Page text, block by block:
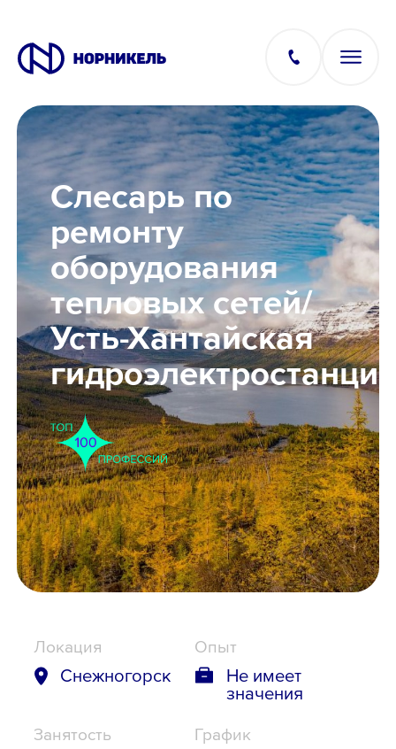
Вакансии
Производство
Офис
IT
Студентам
Школьникам
Локации
8 800 700-19-43
Слесарь по
ремонту
оборудования
тепловых сетей/
Усть-Хантайская
Локация
Снежногорск
Опыт
Не имеет
значения
Занятость График